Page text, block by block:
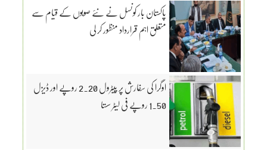
پاکستان بار کونسل نے نئے صوبوں کے قیام سے
متعلق اہم قرارداد منظور کر لی
اوگرا کی سفارش پر پیٹرول 2.20 روپے اور ڈیزل
1.50 روپے فی لیٹر سستا